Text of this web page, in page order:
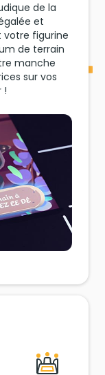
de la
et
votre figurine
de terrain
manche
sur vos
!